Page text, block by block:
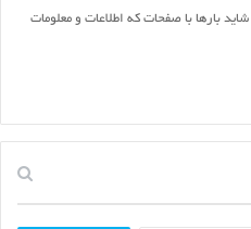
بارها با صفحات که اطلاعات و معلومات